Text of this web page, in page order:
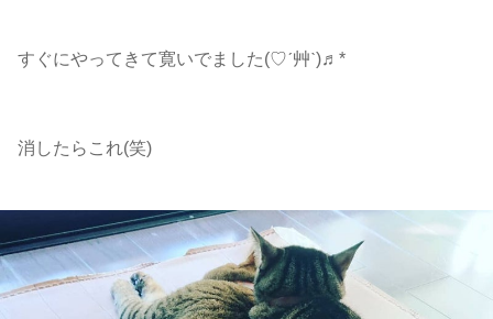
すぐにやってきて寛いでました(♡ˊ艸ˋ)♬*
消したらこれ(笑)